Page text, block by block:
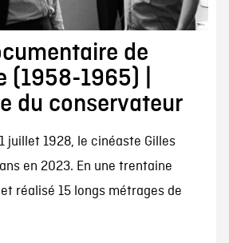
de
(1958-1965) |
du conservateur
juillet 1928, le cinéaste Gilles
en 2023. En une trentaine
réalisé 15 longs métrages de